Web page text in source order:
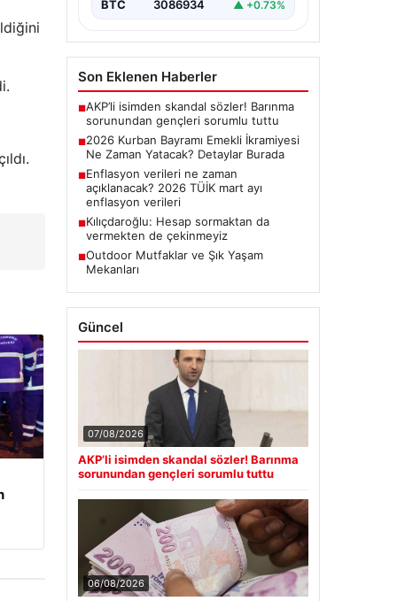
BTC 3086934 ▲ +0.73%
Son Eklenen Haberler
■AKP’li isimden skandal sözler! Barınma
sorunundan gençleri sorumlu tuttu
■2026 Kurban Bayramı Emekli İkramiyesi
Ne Zaman Yatacak? Detaylar Burada
■Enflasyon verileri ne zaman
açıklanacak? 2026 TÜİK mart ayı
enflasyon verileri
■Kılıçdaroğlu: Hesap sormaktan da
vermekten de çekinmeyiz
■Outdoor Mutfaklar ve Şık Yaşam
Mekanları
Güncel
07/08/2026
AKP’li isimden skandal sözler! Barınma
sorunundan gençleri sorumlu tuttu
06/08/2026